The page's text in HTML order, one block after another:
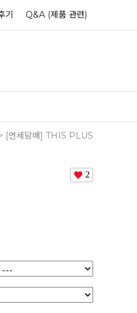
기 Q&A (제품 관련)
[면세담배] THIS PLUS
2